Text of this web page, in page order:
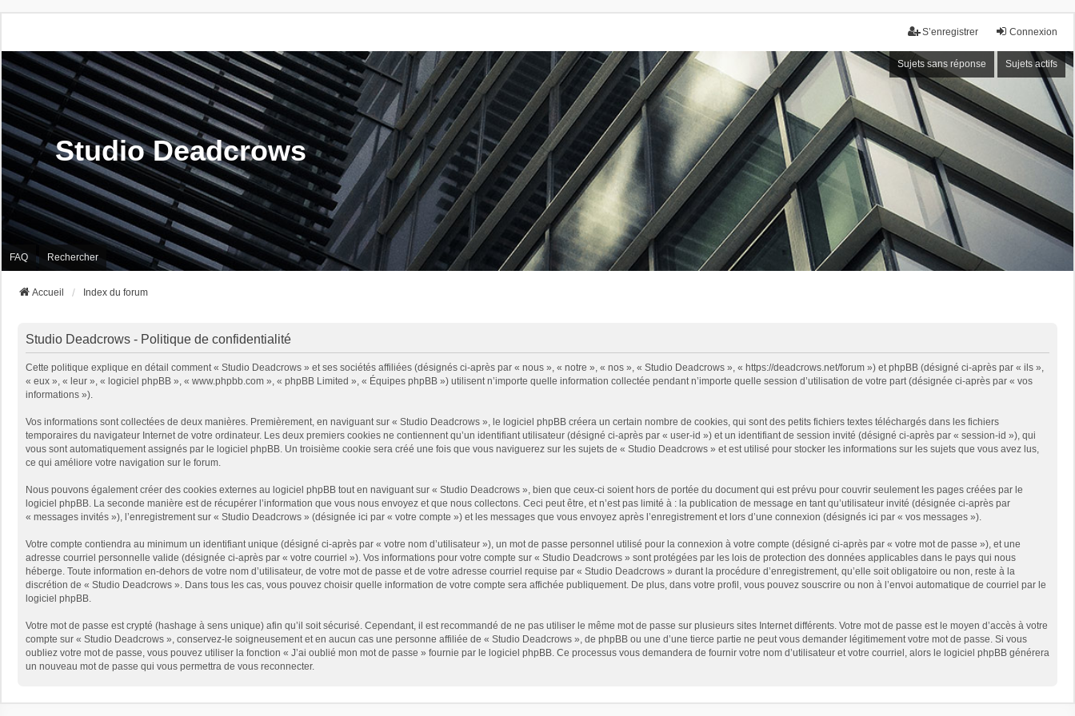
Connexion
S’enregistrer
Sujets sans réponse Sujets actifs
Studio Deadcrows
FAQ Rechercher
Accueil Index du forum
Studio Deadcrows - Politique de confidentialité
Cette politique explique en détail comment « Studio Deadcrows » et ses sociétés affiliées (désignés ci-après par « nous », « notre », « nos », « Studio Deadcrows », « https://deadcrows.net/forum ») et phpBB (désigné ci-après par « ils »,
« eux », « leur », « logiciel phpBB », « www.phpbb.com », « phpBB Limited », « Équipes phpBB ») utilisent n’importe quelle information collectée pendant n’importe quelle session d’utilisation de votre part (désignée ci-après par « vos
informations »).
Vos informations sont collectées de deux manières. Premièrement, en naviguant sur « Studio Deadcrows », le logiciel phpBB créera un certain nombre de cookies, qui sont des petits fichiers textes téléchargés dans les fichiers
temporaires du navigateur Internet de votre ordinateur. Les deux premiers cookies ne contiennent qu’un identifiant utilisateur (désigné ci-après par « user-id ») et un identifiant de session invité (désigné ci-après par « session-id »), qui
vous sont automatiquement assignés par le logiciel phpBB. Un troisième cookie sera créé une fois que vous naviguerez sur les sujets de « Studio Deadcrows » et est utilisé pour stocker les informations sur les sujets que vous avez lus,
ce qui améliore votre navigation sur le forum.
Nous pouvons également créer des cookies externes au logiciel phpBB tout en naviguant sur « Studio Deadcrows », bien que ceux-ci soient hors de portée du document qui est prévu pour couvrir seulement les pages créées par le
logiciel phpBB. La seconde manière est de récupérer l’information que vous nous envoyez et que nous collectons. Ceci peut être, et n’est pas limité à : la publication de message en tant qu’utilisateur invité (désignée ci-après par
« messages invités »), l’enregistrement sur « Studio Deadcrows » (désignée ici par « votre compte ») et les messages que vous envoyez après l’enregistrement et lors d’une connexion (désignés ici par « vos messages »).
Votre compte contiendra au minimum un identifiant unique (désigné ci-après par « votre nom d’utilisateur »), un mot de passe personnel utilisé pour la connexion à votre compte (désigné ci-après par « votre mot de passe »), et une
adresse courriel personnelle valide (désignée ci-après par « votre courriel »). Vos informations pour votre compte sur « Studio Deadcrows » sont protégées par les lois de protection des données applicables dans le pays qui nous
héberge. Toute information en-dehors de votre nom d’utilisateur, de votre mot de passe et de votre adresse courriel requise par « Studio Deadcrows » durant la procédure d’enregistrement, qu’elle soit obligatoire ou non, reste à la
discrétion de « Studio Deadcrows ». Dans tous les cas, vous pouvez choisir quelle information de votre compte sera affichée publiquement. De plus, dans votre profil, vous pouvez souscrire ou non à l’envoi automatique de courriel par le
logiciel phpBB.
Votre mot de passe est crypté (hashage à sens unique) afin qu’il soit sécurisé. Cependant, il est recommandé de ne pas utiliser le même mot de passe sur plusieurs sites Internet différents. Votre mot de passe est le moyen d’accès à votre
compte sur « Studio Deadcrows », conservez-le soigneusement et en aucun cas une personne affiliée de « Studio Deadcrows », de phpBB ou une d’une tierce partie ne peut vous demander légitimement votre mot de passe. Si vous
oubliez votre mot de passe, vous pouvez utiliser la fonction « J’ai oublié mon mot de passe » fournie par le logiciel phpBB. Ce processus vous demandera de fournir votre nom d’utilisateur et votre courriel, alors le logiciel phpBB générera
un nouveau mot de passe qui vous permettra de vous reconnecter.